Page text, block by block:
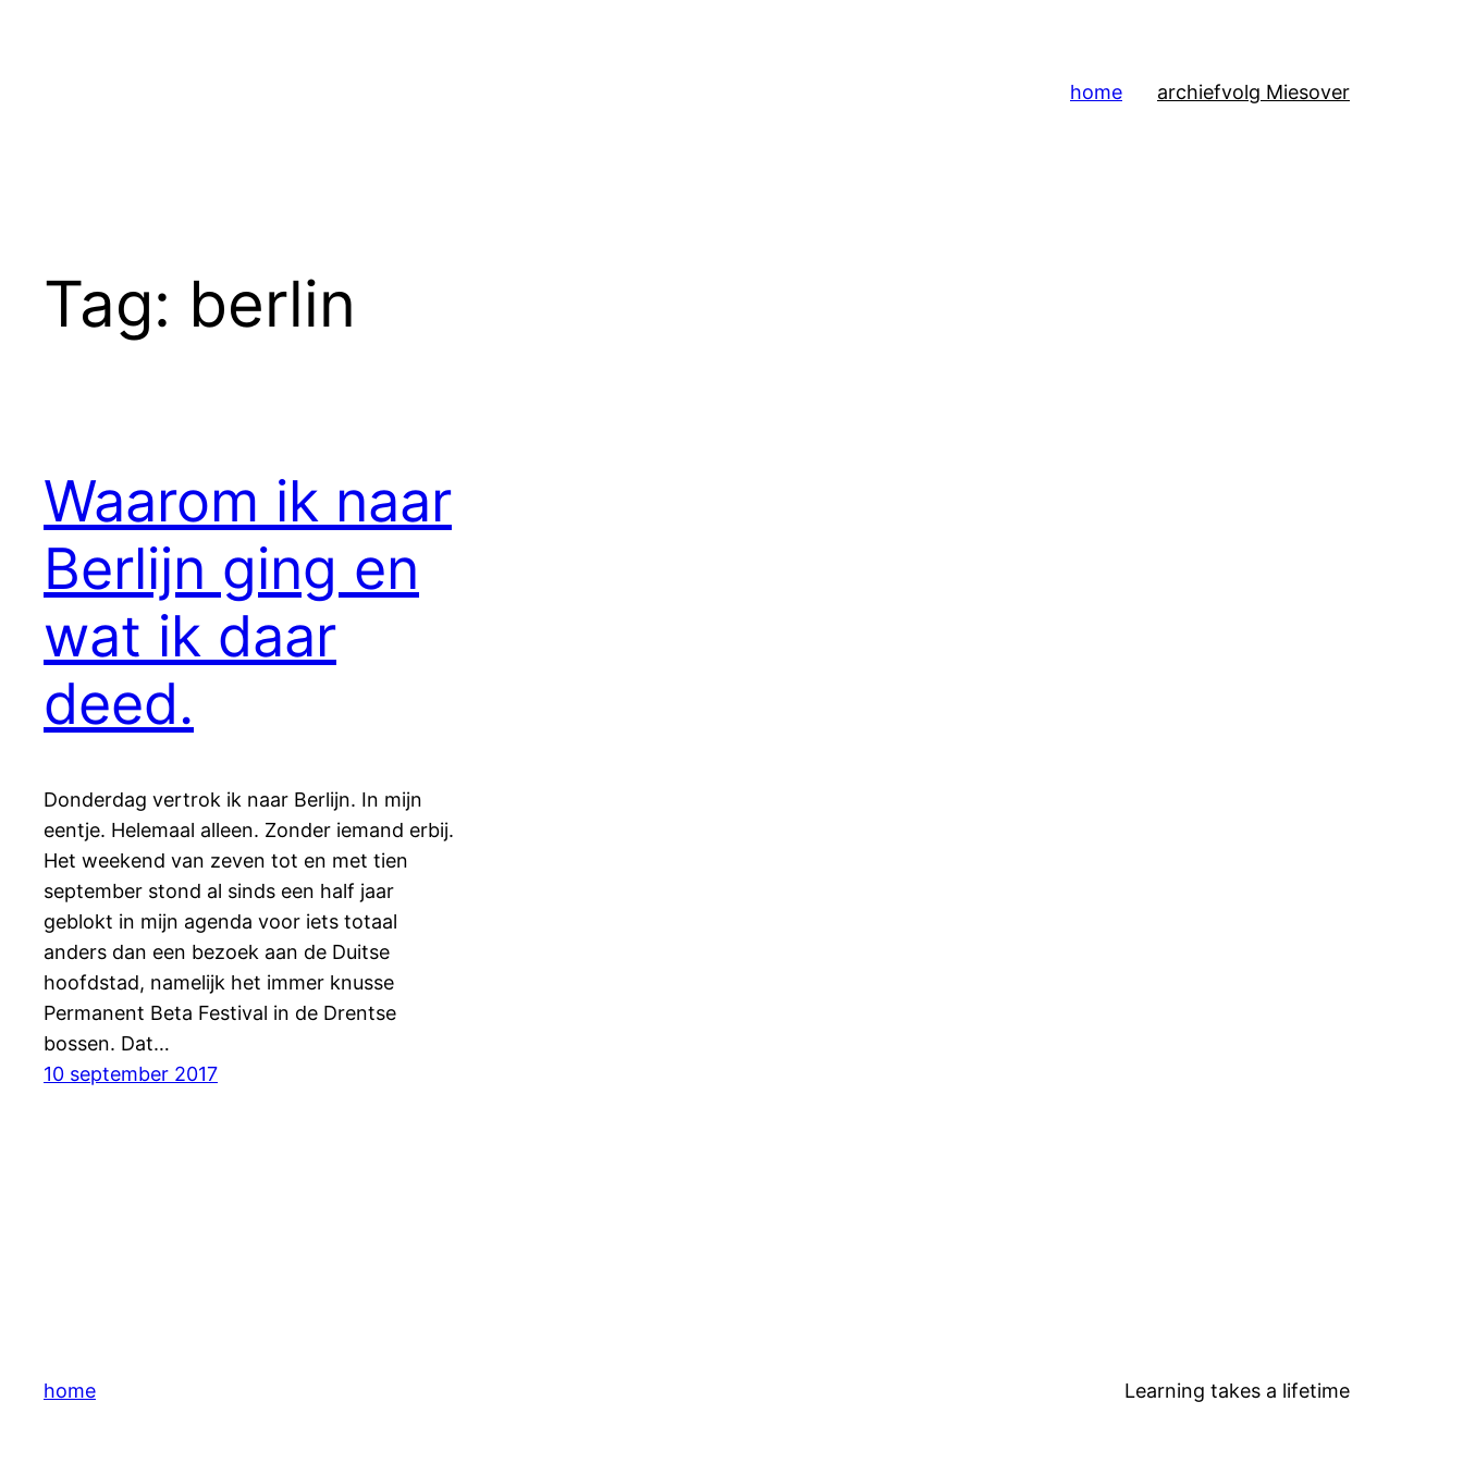
home archiefvolg Miesover
Tag: berlin
Waarom ik naar
Berlijn ging en
wat ik daar
deed.
Donderdag vertrok ik naar Berlijn. In mijn
eentje. Helemaal alleen. Zonder iemand erbij.
Het weekend van zeven tot en met tien
september stond al sinds een half jaar
geblokt in mijn agenda voor iets totaal
anders dan een bezoek aan de Duitse
hoofdstad, namelijk het immer knusse
Permanent Beta Festival in de Drentse
bossen. Dat…
10 september 2017
home Learning takes a lifetime